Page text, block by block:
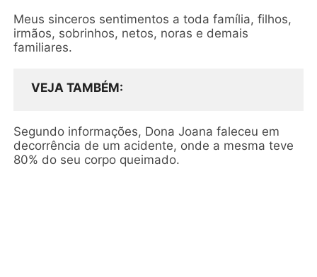
Meus sinceros sentimentos a toda família, filhos,
irmãos, sobrinhos, netos, noras e demais
familiares.
VEJA TAMBÉM
Segundo informações, Dona Joana faleceu em
decorrência de um acidente, onde a mesma teve
80% do seu corpo queimado.